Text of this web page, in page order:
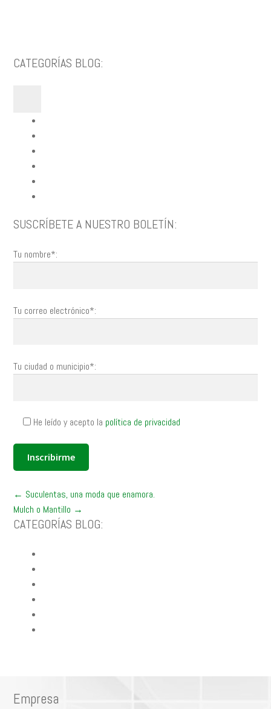
CATEGORÍAS BLOG:
SUSCRÍBETE A NUESTRO BOLETÍN:
Tu nombre*:
Tu correo electrónico*:
Tu ciudad o municipio*:
He leído y acepto la política de privacidad
Posts
navigation
← Suculentas, una moda que enamora.
Mulch o Mantillo →
CATEGORÍAS BLOG:
Empresa